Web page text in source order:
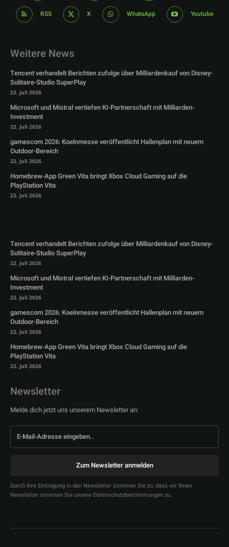
RSS X WhatsApp Youtube
Weitere News
Tencent verhandelt Berichten zufolge über Milliardenkauf von Disney-
Solitaire-Studio SuperPlay
22. Juli 2026
Microsoft und Mistral vertiefen KI-Partnerschaft mit Milliarden-
Investment
22. Juli 2026
gamescom 2026: Koelnmesse veröffentlicht Hallenplan mit neuem
Outdoor-Bereich
22. Juli 2026
Homebrew-App Green Vita bringt Xbox Cloud Gaming auf die
PlayStation Vita
22. Juli 2026
Tencent verhandelt Berichten zufolge über Milliardenkauf von Disney-
Solitaire-Studio SuperPlay
22. Juli 2026
Microsoft und Mistral vertiefen KI-Partnerschaft mit Milliarden-
Investment
22. Juli 2026
gamescom 2026: Koelnmesse veröffentlicht Hallenplan mit neuem
Outdoor-Bereich
22. Juli 2026
Homebrew-App Green Vita bringt Xbox Cloud Gaming auf die
PlayStation Vita
22. Juli 2026
Newsletter
Melde dich jetzt uns unserem Newsletter an:
Zum Newsletter anmelden
Durch Ihre Eintragung in den Newsletter stimmen Sie zu, dass wir Ihnen
Newsletter stimmen Sie unsere Datenschutzbestimmungen zu.